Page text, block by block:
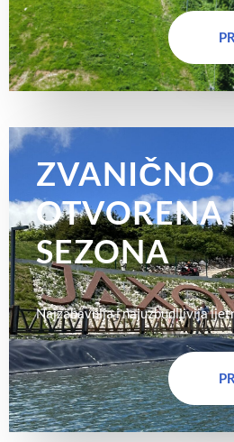
ZVANIČNO
OTVORENA
SEZONA
Najzabavnija i najuzbudljivija